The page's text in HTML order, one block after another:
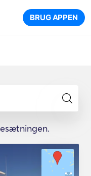
BRUG APPEN